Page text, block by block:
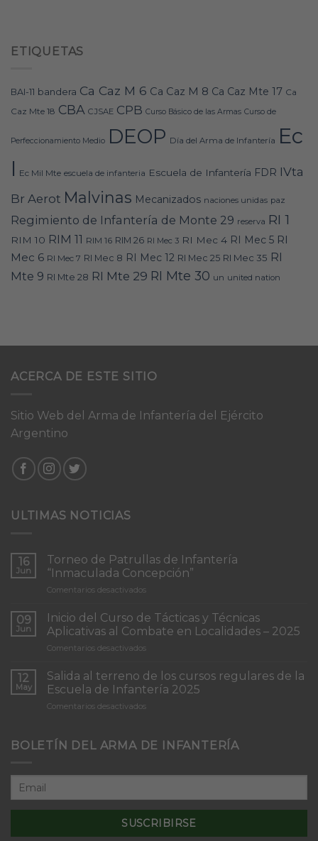
ETIQUETAS
BAI-11 bandera Ca Caz M 6 Ca Caz M 8 Ca Caz Mte 17 Ca
Caz Mte 18 CBA CJSAE CPB Curso Básico de las Armas Curso de
Perfeccionamiento Medio DEOP Día del Arma de Infantería Ec
I Ec Mil Mte escuela de infanteria Escuela de Infantería FDR IVta
Br Aerot Malvinas Mecanizados naciones unidas paz
Regimiento de Infantería de Monte 29 reserva RI 1
RIM 10 RIM 11 RIM 16 RIM 26 RI Mec 3 RI Mec 4 RI Mec 5 RI
Mec 6 RI Mec 7 RI Mec 8 RI Mec 12 RI Mec 25 RI Mec 35 RI
Mte 9 RI Mte 28 RI Mte 29 RI Mte 30 un united nation
ACERCA DE ESTE SITIO
Sitio Web del Arma de Infantería del Ejército
Argentino
ULTIMAS NOTICIAS
16
Jun
Torneo de Patrullas de Infantería
“Inmaculada Concepción”
Comentarios desactivados
Patrullas
de
Infantería
Concepción”
09
Jun
Inicio del Curso de Tácticas y Técnicas
Aplicativas al Combate en Localidades – 2025
Comentarios desactivados
del
Curso
de
Tácticas
Aplicativas
12
May
Salida al terreno de los cursos regulares de la
Escuela de Infantería 2025
Comentarios desactivados
terreno
cursos
de
Escuela
de
BOLETÍN DEL ARMA DE INFANTERÍA